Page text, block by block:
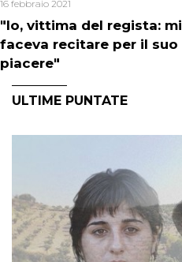
"Io, vittima del regista: mi
faceva recitare per il suo
piacere"
16 febbraio 2021
ULTIME PUNTATE